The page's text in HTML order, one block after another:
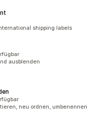
shipping labels
ausblenden
neu ordnen, umbenennen